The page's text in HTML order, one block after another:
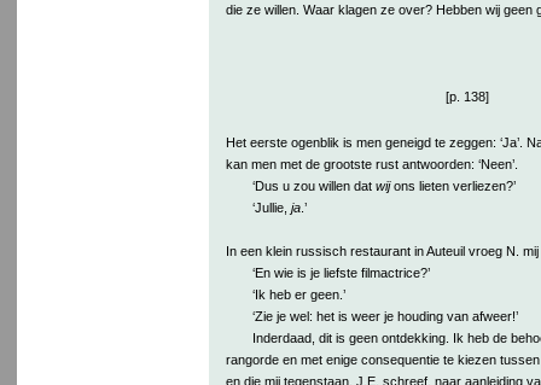
die ze willen. Waar klagen ze over? Hebben wij geen
[p. 138]
Het eerste ogenblik is men geneigd te zeggen: ‘Ja’.
kan men met de grootste rust antwoorden: ‘Neen’.
‘Dus u zou willen dat wijons lieten verliezen?’
‘Jullie, ja.’
In een klein russisch restaurant in Auteuil vroeg N.
‘En wie is je liefste filmactrice?’
‘Ik heb er geen.’
‘Zie je wel: het is weer je houding van afweer!’
Inderdaad, dit is geen ontdekking. Ik heb de
rangorde en met enige consequentie te kiezen
en die mij tegenstaan. J.E. schreef, naar aanleiding